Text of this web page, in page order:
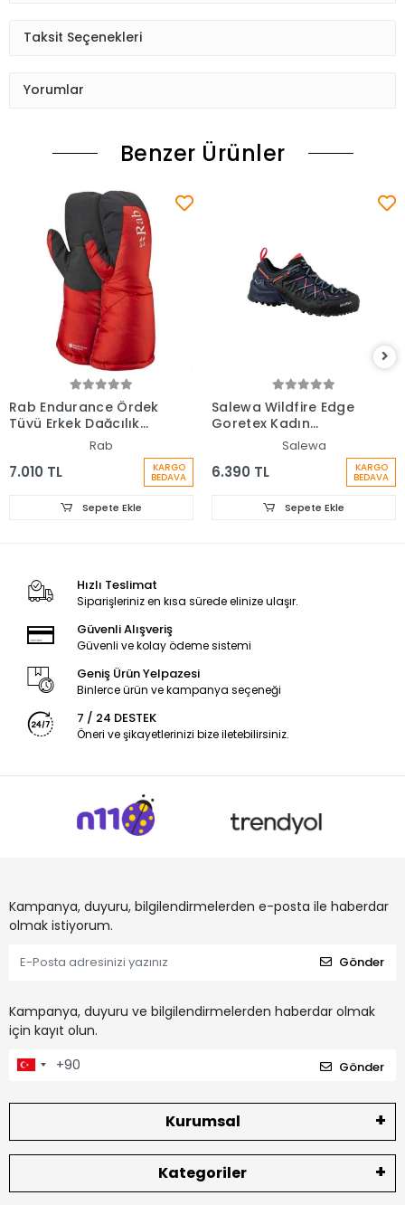
Taksit Seçenekleri
Yorumlar
Benzer Ürünler
Rab Endurance Ördek
Tüyü Erkek Dağcılık
Rab
7.010 TL KARGO
BEDAVA
Sepete Ekle
Salewa Wildfire Edge
Goretex Kadın
Ayakkabı Lacivert
Salewa
6.390 TL KARGO
BEDAVA
Sepete Ekle
Hızlı Teslimat
Siparişleriniz en kısa sürede elinize ulaşır.
Güvenli Alışveriş
Güvenli ve kolay ödeme sistemi
Geniş Ürün Yelpazesi
Binlerce ürün ve kampanya seçeneği
7 / 24 DESTEK
Öneri ve şikayetlerinizi bize iletebilirsiniz.
Kampanya, duyuru, bilgilendirmelerden e-posta ile haberdar
olmak istiyorum.
Gönder
Kampanya, duyuru ve bilgilendirmelerden haberdar olmak
için kayıt olun.
Gönder
Kurumsal
Kategoriler